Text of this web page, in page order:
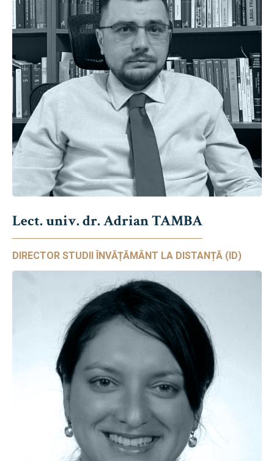
Lect. univ. dr. Adrian TAMBA
DIRECTOR STUDII ÎNVĂȚĂMÂNT LA DISTANȚĂ (ID)